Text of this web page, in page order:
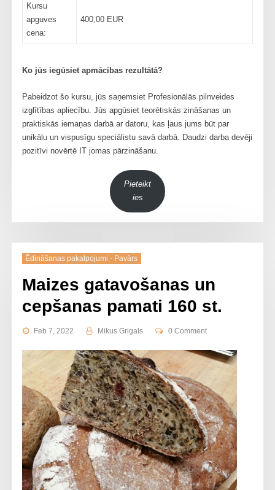
Kursu
apguves
cena:
400,00 EUR
Ko jūs iegūsiet apmācības rezultātā?
Pabeidzot šo kursu, jūs saņemsiet Profesionālās pilnveides
izglītības apliecību. Jūs apgūsiet teorētiskās zināšanas un
praktiskās iemaņas darbā ar datoru, kas ļaus jums būt par
unikālu un vispusīgu speciālistu savā darbā. Daudzi darba devēji
pozitīvi novērtē IT jomas pārzināšanu.
Pieteikt
ies
Ēdināšanas pakalpojumi - Pavārs
Maizes gatavošanas un
cepšanas pamati 160 st.
Feb 7, 2022 Mikus Grigals 0 Comment